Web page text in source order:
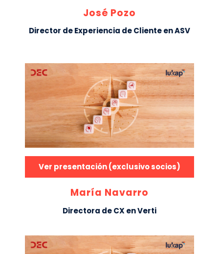
José Pozo
Director de Experiencia de Cliente en ASV
Ver presentación (exclusivo socios)
María Navarro
Directora de CX en Verti